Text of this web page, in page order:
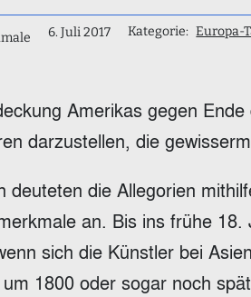
6. Juli 2017 Kategorie: Europa-
Amerikas gegen
darzustellen, die
deuteten die Allegorien
an. Bis ins frühe
sich die Künstler bei
1800 oder sogar noch